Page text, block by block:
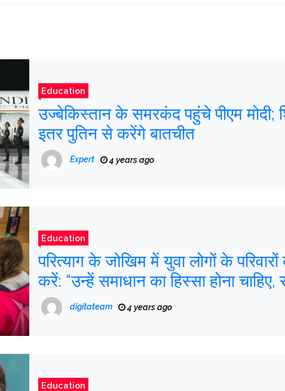
Education
उज्बेकिस्तान के समरकंद पहुंचे पीएम मोदी; शिखर वार्ता से
इतर पुतिन से करेंगे बातचीत
Expert 4 years ago
Education
परित्याग के जोखिम में युवा लोगों के परिवारों
करें: “उन्हें समाधान का हिस्सा होना
नहीं”
digitateam 4 years ago
Education